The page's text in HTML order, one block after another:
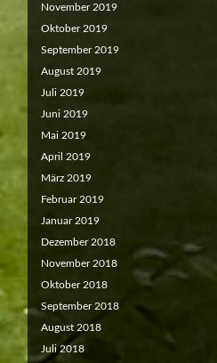
November 2019
Oktober 2019
September 2019
August 2019
Juli 2019
Juni 2019
Mai 2019
April 2019
März 2019
Februar 2019
Januar 2019
Dezember 2018
November 2018
Oktober 2018
September 2018
August 2018
Juli 2018